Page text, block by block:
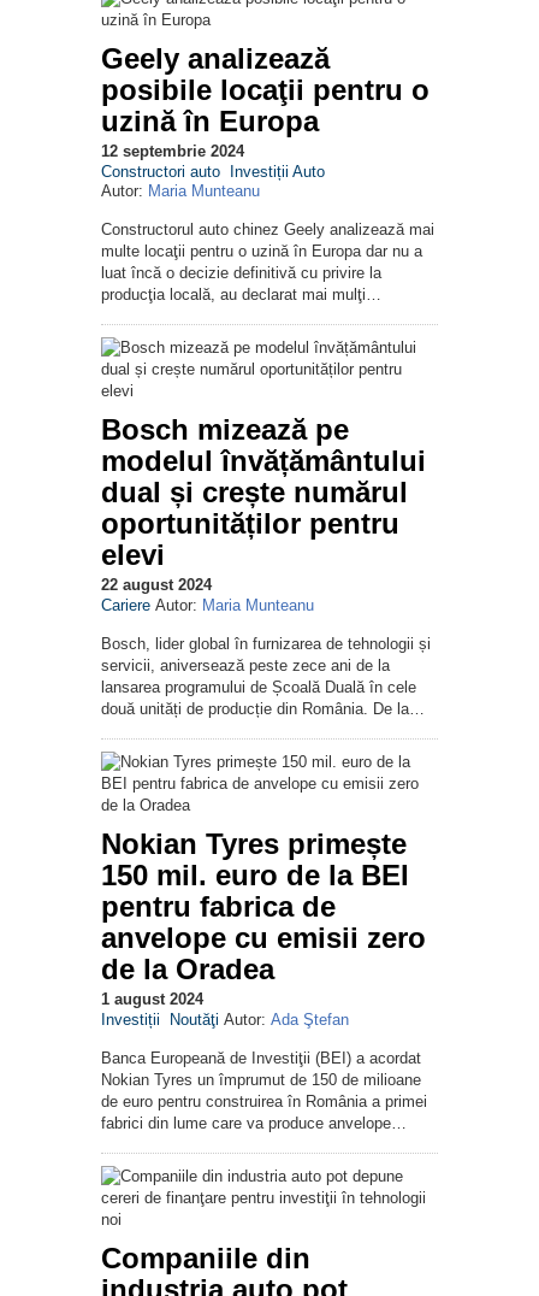
Geely analizează
posibile locaţii pentru o
uzină în Europa
12 septembrie 2024
Constructori auto
Investiții Auto
Autor: Maria Munteanu
Constructorul auto chinez Geely analizează mai
multe locaţii pentru o uzină în Europa dar nu a
luat încă o decizie definitivă cu privire la
producţia locală, au declarat mai mulţi…
Bosch mizează pe
modelul învățământului
dual și crește numărul
oportunităților pentru
elevi
22 august 2024
Cariere Autor: Maria Munteanu
Bosch, lider global în furnizarea de tehnologii și
servicii, aniversează peste zece ani de la
lansarea programului de Școală Duală în cele
două unități de producție din România. De la…
Nokian Tyres primește
150 mil. euro de la BEI
pentru fabrica de
anvelope cu emisii zero
de la Oradea
1 august 2024
Investiții
Noutăţi Autor: Ada Ştefan
Banca Europeană de Investiţii (BEI) a acordat
Nokian Tyres un împrumut de 150 de milioane
de euro pentru construirea în România a primei
fabrici din lume care va produce anvelope…
Companiile din